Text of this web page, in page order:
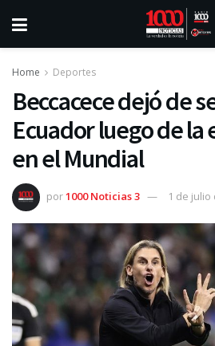
Home Deportes
Beccacece dejó de
Ecuador luego de
en el Mundial
por1000 Noticias 3 1 de julio